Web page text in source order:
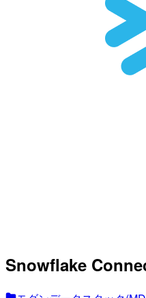
Snowflake